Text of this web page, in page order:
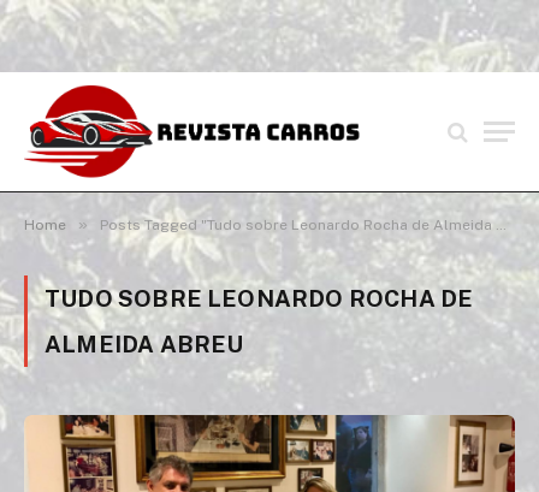
Home » Posts Tagged "Tudo sobre Leonardo Rocha de Almeida Abreu"
TUDO SOBRE LEONARDO ROCHA DE
ALMEIDA ABREU